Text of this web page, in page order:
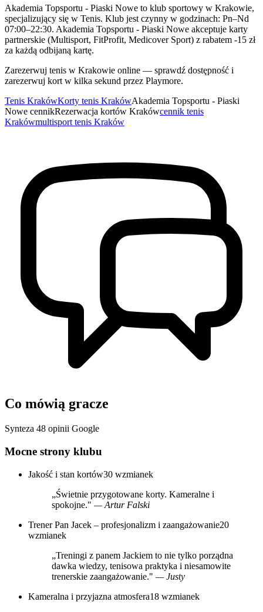
Akademia Topsportu - Piaski Nowe to klub sportowy w Krakowie,
specjalizujący się w Tenis. Klub jest czynny w godzinach: Pn–Nd
07:00–22:30. Akademia Topsportu - Piaski Nowe akceptuje karty
partnerskie (Multisport, FitProfit, Medicover Sport) z rabatem -15 zł
za każdą odbijaną kartę.
Zarezerwuj tenis w Krakowie online — sprawdź dostępność i
zarezerwuj kort w kilka sekund przez Playmore.
Tenis KrakówKorty tenis KrakówAkademia Topsportu - Piaski
Nowe cennikRezerwacja kortów Krakówcennik tenis
Krakówmultisport tenis Kraków
Co mówią gracze
Synteza 48 opinii Google
Mocne strony klubu
Jakość i stan kortów30 wzmianek
„Świetnie przygotowane korty. Kameralne i
spokojne." — Artur Falski
Trener Pan Jacek – profesjonalizm i zaangażowanie20
wzmianek
„Treningi z panem Jackiem to nie tylko porządna
dawka wiedzy, tenisowa praktyka i niesamowite
trenerskie zaangażowanie." — Justy
Kameralna i przyjazna atmosfera18 wzmianek